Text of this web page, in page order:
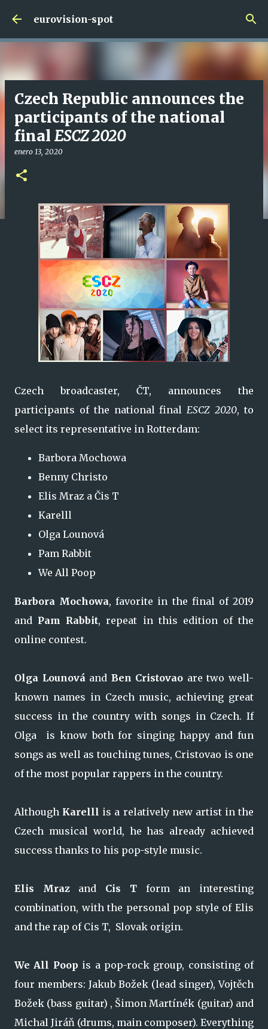
Ir al contenido principal
eurovision-spot
Czech Republic announces the
participants of the national
final ESCZ 2020
enero 13, 2020
Czech broadcaster, ČT, announces the
participants of the national finalESCZ 2020, to
select its representative in Rotterdam:
Barbora Mochowa
Benny Christo
Elis Mraz a Čis T
Karelll
Olga Lounová
Pam Rabbit
We All Poop
Barbora Mochowa, favorite in the final of 2019
and Pam Rabbit, repeat in this edition of the
online contest.
Olga Lounováand Ben Cristovao are two well-
known names in Czech music, achieving great
success in the country with songs in Czech. If
Olga is know both for singing happy and fun
songs as well as touching tunes, Cristovao is one
of the most popular rappers in the country.
Although Karelll is a relatively new artist in the
Czech musical world, he has already achieved
success thanks to his pop-style music.
Elis Mrazand Cis Tform an interesting
combination, with the personal pop style of Elis
and the rap of Cis T, Slovak origin.
We All Poop is a pop-rock group, consisting of
four members: Jakub Božek (lead singer), Vojtěch
Božek (bass guitar) , Šimon Martínék (guitar) and
Michal Jiráň (drums, main composer). Everything